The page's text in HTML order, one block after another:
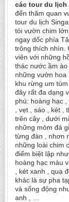
các tour du lịch
đến thăm quan
tour du lịch
tói vườn chim
ngay dốc phía
trông thích nhìn.
viên với những
thác nước ầm ào
những vườn hoa
khu rừng um
đây rất đa dạng
phú: hoàng hạc
, vẹt , sáo , két ,
trên cây , dưới
những mỏm đá
từng đàn , nhơn
những loài chim
điểm biệt lập
hoàng hạc màu
, két xanh , quạ
khác là sự pha
và sống động
anh , …